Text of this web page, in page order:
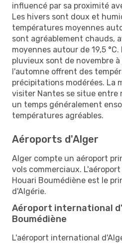
influencé par sa proximité
Les hivers sont doux et
températures moyennes
sont agréablement chauds,
moyennes autour de 19,5 °C.
pluvieux sont de novembre
l'automne offrent des
précipitations modérées. La
visiter Nantes se situe entre
un temps généralement
températures agréables.
Aéroports d'Alger
Alger compte un aéroport
vols commerciaux.
Houari Boumédiène est le
d'Algérie.
Aéroport international
Boumédiène
L'aéroport international